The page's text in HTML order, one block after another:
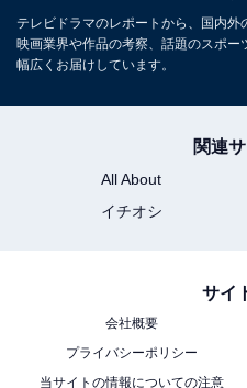
1 2
テレビドラマのレポートから、国内
映画業界や作品の考察、話題のスポ
幅広くお届けしています。
関連
All About
イチオシ
サイ
会社概要
プライバシーポリシー
当サイトの情報についての注意